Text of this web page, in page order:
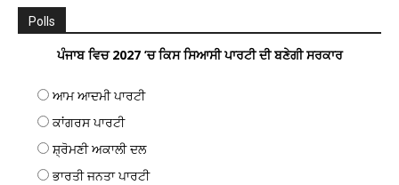
Polls
ਪੰਜਾਬ ਵਿਚ 2027 ’ਚ ਕਿਸ ਸਿਆਸੀ ਪਾਰਟੀ ਦੀ ਬਣੇਗੀ ਸਰਕਾਰ
ਆਮ ਆਦਮੀ ਪਾਰਟੀ
ਕਾਂਗਰਸ ਪਾਰਟੀ
ਸ਼੍ਰੋਮਣੀ ਅਕਾਲੀ ਦਲ
ਭਾਰਤੀ ਜਨਤਾ ਪਾਰਟੀ